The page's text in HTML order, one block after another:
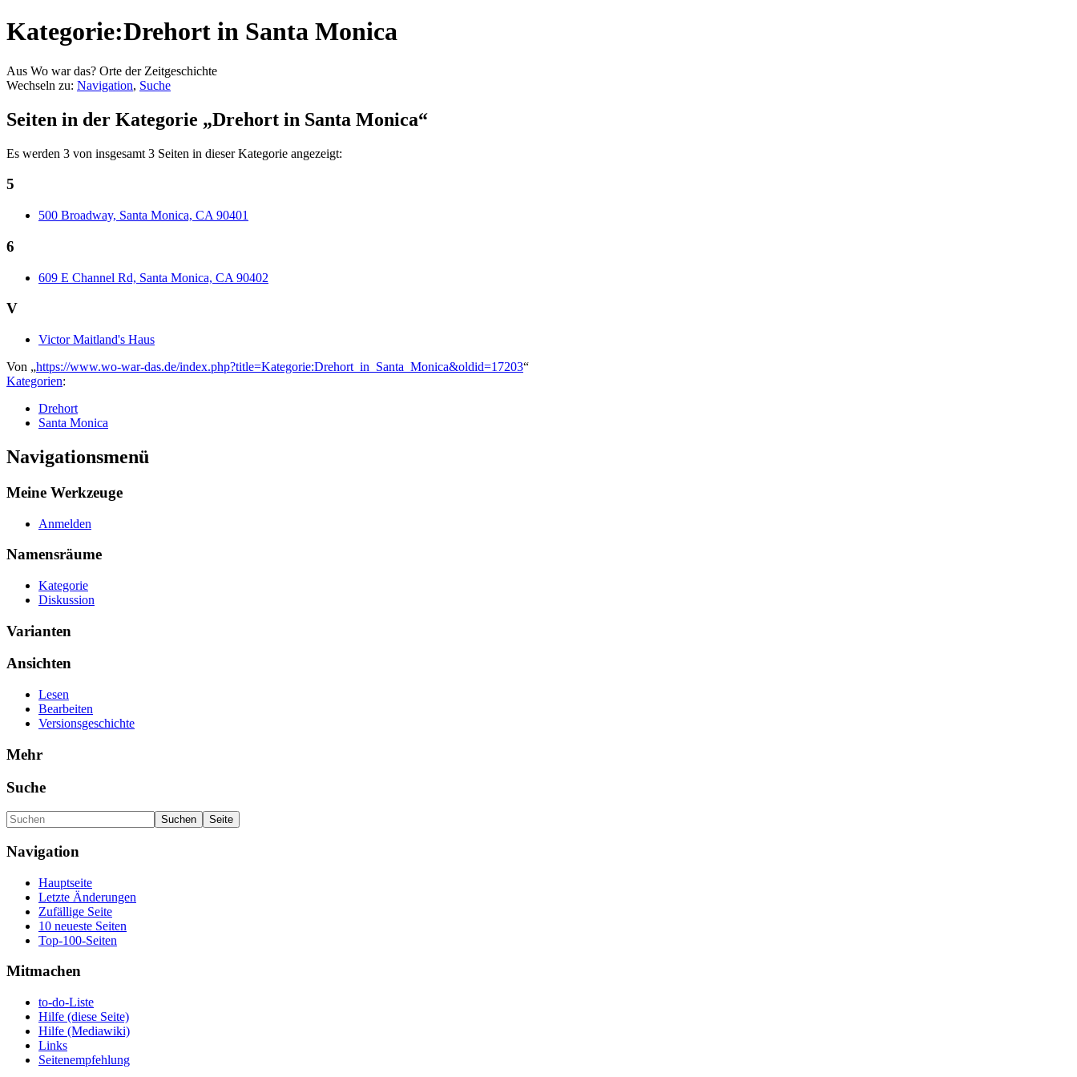
Kategorie:Drehort in Santa Monica
Aus Wo war das? Orte der Zeitgeschichte
Wechseln zu: Navigation, Suche
Seiten in der Kategorie „Drehort in Santa Monica“
Es werden 3 von insgesamt 3 Seiten in dieser Kategorie angezeigt:
5
500 Broadway, Santa Monica, CA 90401
6
609 E Channel Rd, Santa Monica, CA 90402
V
Victor Maitland's Haus
Von „https://www.wo-war-das.de/index.php?title=Kategorie:Drehort_in_Santa_Monica&oldid=17203“
Kategorien:
Drehort
Santa Monica
Navigationsmenü
Meine Werkzeuge
Anmelden
Namensräume
Kategorie
Diskussion
Varianten
Ansichten
Lesen
Bearbeiten
Versionsgeschichte
Mehr
Suche
Navigation
Hauptseite
Letzte Änderungen
Zufällige Seite
10 neueste Seiten
Top-100-Seiten
Mitmachen
to-do-Liste
Hilfe (diese Seite)
Hilfe (Mediawiki)
Links
Seitenempfehlung